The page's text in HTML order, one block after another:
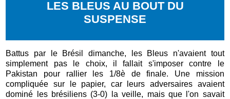
LES BLEUS AU BOUT DU
SUSPENSE
Battus par le Brésil dimanche, les Bleus n'avaient tout
simplement pas le choix, il fallait s'imposer contre le
Pakistan pour rallier les 1/8è de finale. Une mission
compliquée sur le papier, car leurs adversaires avaient
dominé les brésiliens (3-0) la veille, mais que l'on savait